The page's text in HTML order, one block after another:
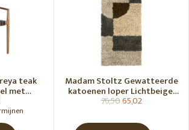
teak
met
(set of 2)
Madam Stoltz Gewatteerde
katoenen loper Lichtbeige,
gebroken wit, grijs, groen
76,5065,02